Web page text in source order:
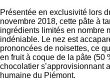
Présentée en exclusivité lors
novembre 2018, cette pâte à
ingrédients limités en nombre
indéniable. Le nez est
prononcées de noisettes, ce
en fruit à coque de la pâte (50
chocolatier s’approvisionnant
humaine du Piémont.